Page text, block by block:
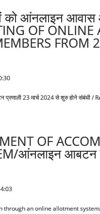
को आंनलाइन
OF
FROM
प्रणाली 23 मार्च 2024 से शुरु होने
OF
आंनलाइन आबटन
an online allotment system/